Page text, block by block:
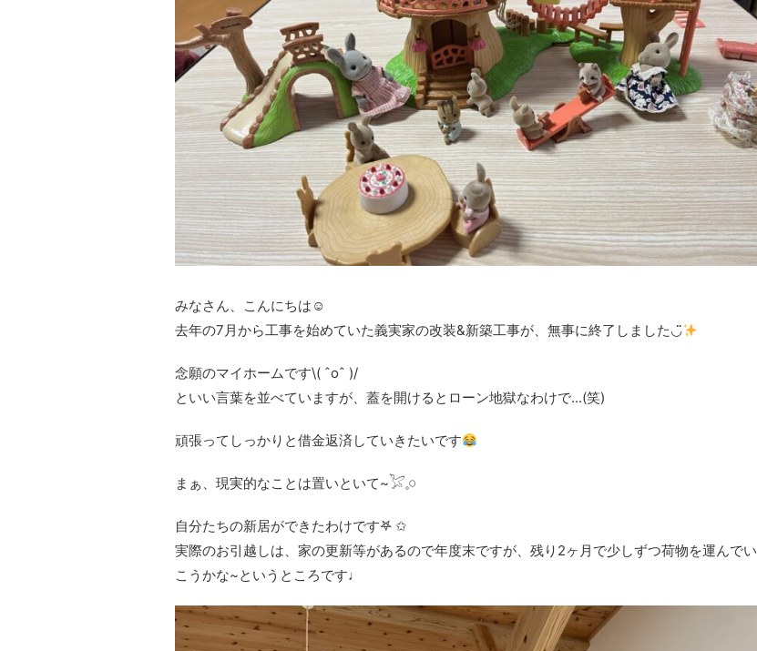
みなさん、こんにちは☺︎
去年の7月から工事を始めていた義実家の改装&新築工事が、無事に終了しました◡̈
念願のマイホームです\( ˆoˆ )/
といい言葉を並べていますが、蓋を開けるとローン地獄なわけで...(笑)
頑張ってしっかりと借金返済していきたいです
まぁ、現実的なことは置いといて~𓅯𓈒𓏸
自分たちの新居ができたわけです𖤐 ✩
実際のお引越しは、家の更新等があるので年度末ですが、残り2ヶ月で少しずつ荷物を運んでい
こうかな~というところです♩